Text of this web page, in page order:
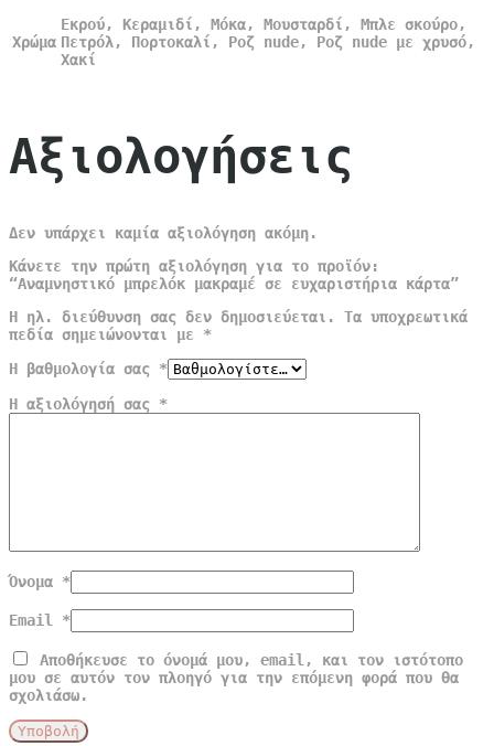
Χρώμα
Εκρού, Κεραμιδί, Μόκα, Μουσταρδί, Μπλε σκούρο,
Πετρόλ, Πορτοκαλί, Ροζ nude, Ροζ nude με χρυσό,
Χακί
Αξιολογήσεις
Δεν υπάρχει καμία αξιολόγηση ακόμη.
Κάνετε την πρώτη αξιολόγηση για το προϊόν:
“Αναμνηστικό μπρελόκ μακραμέ σε ευχαριστήρια κάρτα”
Η ηλ. διεύθυνση σας δεν δημοσιεύεται.
Τα υποχρεωτικά
πεδία σημειώνονται με *
Η βαθμολογία σας *
Η αξιολόγησή σας *
Όνομα *
Email *
Αποθήκευσε το όνομά μου, email, και τον ιστότοπο
μου σε αυτόν τον πλοηγό για την επόμενη φορά που θα
σχολιάσω.